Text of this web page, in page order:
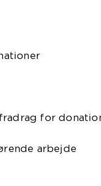
for
arbejde